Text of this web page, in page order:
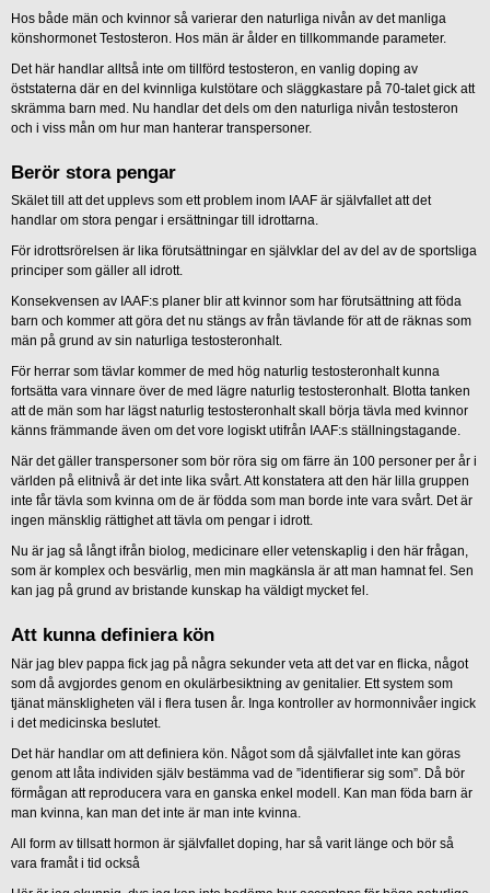
Hos både män och kvinnor så varierar den naturliga nivån av det manliga
könshormonet Testosteron. Hos män är ålder en tillkommande parameter.
Det här handlar alltså inte om tillförd testosteron, en vanlig doping av
öststaterna där en del kvinnliga kulstötare och släggkastare på 70-talet gick att
skrämma barn med. Nu handlar det dels om den naturliga nivån testosteron
och i viss mån om hur man hanterar transpersoner.
Berör stora pengar
Skälet till att det upplevs som ett problem inom IAAF är självfallet att det
handlar om stora pengar i ersättningar till idrottarna.
För idrottsrörelsen är lika förutsättningar en självklar del av del av de sportsliga
principer som gäller all idrott.
Konsekvensen av IAAF:s planer blir att kvinnor som har förutsättning att föda
barn och kommer att göra det nu stängs av från tävlande för att de räknas som
män på grund av sin naturliga testosteronhalt.
För herrar som tävlar kommer de med hög naturlig testosteronhalt kunna
fortsätta vara vinnare över de med lägre naturlig testosteronhalt. Blotta tanken
att de män som har lägst naturlig testosteronhalt skall börja tävla med kvinnor
känns främmande även om det vore logiskt utifrån IAAF:s ställningstagande.
När det gäller transpersoner som bör röra sig om färre än 100 personer per år i
världen på elitnivå är det inte lika svårt. Att konstatera att den här lilla gruppen
inte får tävla som kvinna om de är födda som man borde inte vara svårt. Det är
ingen mänsklig rättighet att tävla om pengar i idrott.
Nu är jag så långt ifrån biolog, medicinare eller vetenskaplig i den här frågan,
som är komplex och besvärlig, men min magkänsla är att man hamnat fel. Sen
kan jag på grund av bristande kunskap ha väldigt mycket fel.
Att kunna definiera kön
När jag blev pappa fick jag på några sekunder veta att det var en flicka, något
som då avgjordes genom en okulärbesiktning av genitalier. Ett system som
tjänat mänskligheten väl i flera tusen år. Inga kontroller av hormonnivåer ingick
i det medicinska beslutet.
Det här handlar om att definiera kön. Något som då självfallet inte kan göras
genom att låta individen själv bestämma vad de ”identifierar sig som”. Då bör
förmågan att reproducera vara en ganska enkel modell. Kan man föda barn är
man kvinna, kan man det inte är man inte kvinna.
All form av tillsatt hormon är självfallet doping, har så varit länge och bör så
vara framåt i tid också